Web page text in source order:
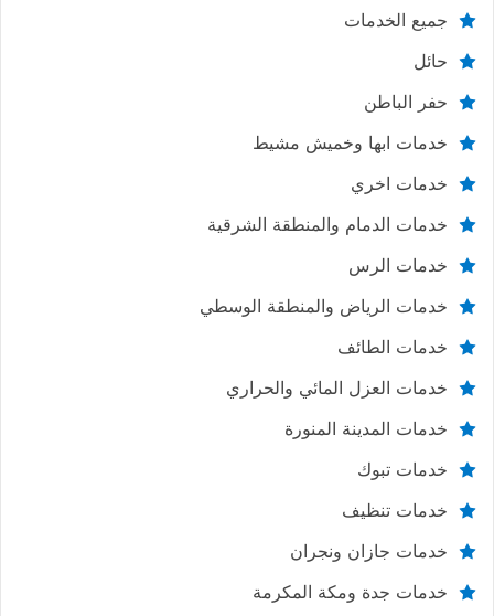
جميع الخدمات
حائل
حفر الباطن
خدمات ابها وخميش مشيط
خدمات اخري
خدمات الدمام والمنطقة الشرقية
خدمات الرس
خدمات الرياض والمنطقة الوسطي
خدمات الطائف
خدمات العزل المائي والحراري
خدمات المدينة المنورة
خدمات تبوك
خدمات تنظيف
خدمات جازان ونجران
خدمات جدة ومكة المكرمة